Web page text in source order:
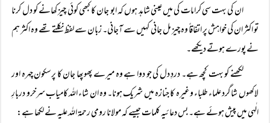
ان کی بہت سی کرامات کی میں عینی شاہد ہوں کہ ابو جان کا کبھی کوئی چیز کھانے کو دل کرنا
تو اکثر ان کی خواہش پر اتفاقاً وہ چیز مل جانی کہیں سے آجانی۔ زبان سے لفظ نکلتے تھے وہ اکثر ہم
نے پورے ہوتے دیکھے۔
لکھنے کو بہت کچھ ہے۔ دردِ دل کی جو دوا ہے وہ میرے پھوپھا جان کا پرسکون چہرہ اور
لاکھوں شاگرد علماء طلباء وغیرہ کا جنازہ میں شریک ہونا۔ وہ ان شاء اللہ کامیاب سرخرو دربارِ
الٰہی میں پیش ہوئے ہے۔ بس دعائیہ کلمات جیسے کہ مولانا رومی رحمۃ اللہ علیہ نے لکھا ہے: